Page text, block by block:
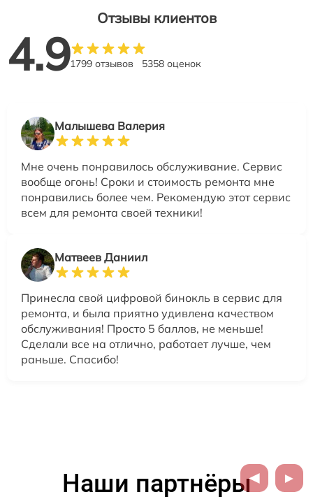
Отзывы клиентов
4.91799 отзывов 5358 оценок
Малышева Валерия
Мне очень понравилось обслуживание. Сервис
вообще огонь! Сроки и стоимость ремонта мне
понравились более чем. Рекомендую этот сервис
всем для ремонта своей техники!
Матвеев Даниил
Принесла свой цифровой бинокль в сервис для
ремонта, и была приятно удивлена качеством
обслуживания! Просто 5 баллов, не меньше!
Сделали все на отлично, работает лучше, чем
раньше. Спасибо!
Наши партнёры